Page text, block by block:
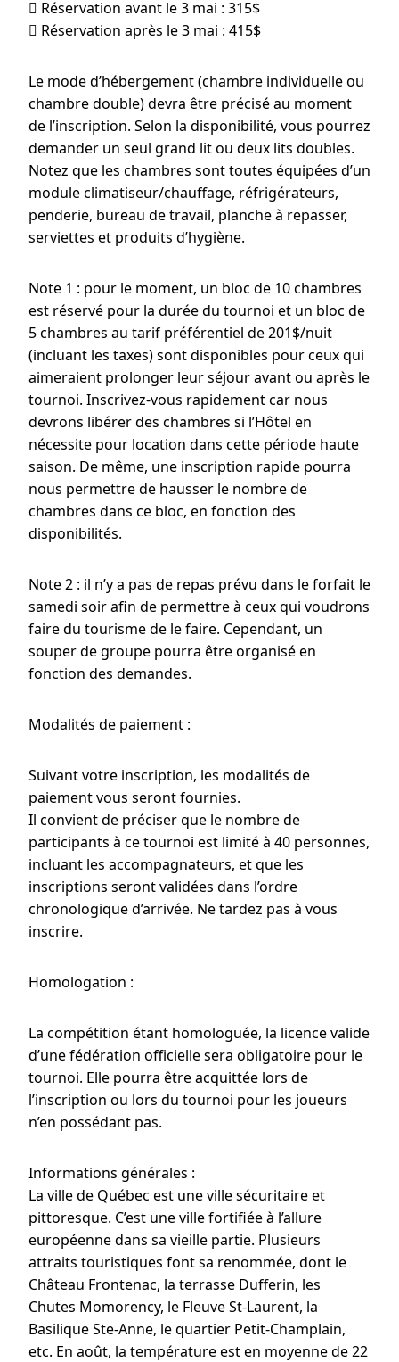
 Réservation avant le 3 mai : 315$
 Réservation après le 3 mai : 415$
Le mode d’hébergement (chambre individuelle ou
chambre double) devra être précisé au moment
de l’inscription. Selon la disponibilité, vous pourrez
demander un seul grand lit ou deux lits doubles.
Notez que les chambres sont toutes équipées d’un
module climatiseur/chauffage, réfrigérateurs,
penderie, bureau de travail, planche à repasser,
serviettes et produits d’hygiène.
Note 1 : pour le moment, un bloc de 10 chambres
est réservé pour la durée du tournoi et un bloc de
5 chambres au tarif préférentiel de 201$/nuit
(incluant les taxes) sont disponibles pour ceux qui
aimeraient prolonger leur séjour avant ou après le
tournoi. Inscrivez-vous rapidement car nous
devrons libérer des chambres si l’Hôtel en
nécessite pour location dans cette période haute
saison. De même, une inscription rapide pourra
nous permettre de hausser le nombre de
chambres dans ce bloc, en fonction des
disponibilités.
Note 2 : il n’y a pas de repas prévu dans le forfait le
samedi soir afin de permettre à ceux qui voudrons
faire du tourisme de le faire. Cependant, un
souper de groupe pourra être organisé en
fonction des demandes.
Modalités de paiement :
Suivant votre inscription, les modalités de
paiement vous seront fournies.
Il convient de préciser que le nombre de
participants à ce tournoi est limité à 40 personnes,
incluant les accompagnateurs, et que les
inscriptions seront validées dans l’ordre
chronologique d’arrivée. Ne tardez pas à vous
inscrire.
Homologation :
La compétition étant homologuée, la licence valide
d’une fédération officielle sera obligatoire pour le
tournoi. Elle pourra être acquittée lors de
l’inscription ou lors du tournoi pour les joueurs
n’en possédant pas.
Informations générales :
La ville de Québec est une ville sécuritaire et
pittoresque. C’est une ville fortifiée à l’allure
européenne dans sa vieille partie. Plusieurs
attraits touristiques font sa renommée, dont le
Château Frontenac, la terrasse Dufferin, les
Chutes Momorency, le Fleuve St-Laurent, la
Basilique Ste-Anne, le quartier Petit-Champlain,
etc. En août, la température est en moyenne de 22